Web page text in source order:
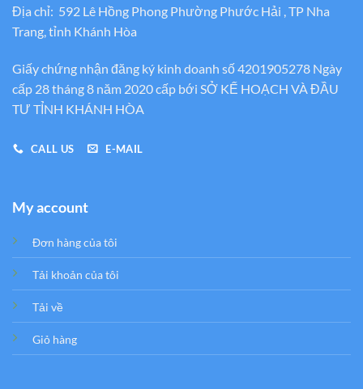
Địa chỉ: 592 Lê Hồng Phong Phường Phước Hải , TP Nha
Trang, tỉnh Khánh Hòa
Giấy chứng nhận đăng ký kinh doanh số 4201905278 Ngày
cấp 28 tháng 8 năm 2020 cấp bới SỞ KẾ HOẠCH VÀ ĐẦU
TƯ TỈNH KHÁNH HÒA
CALL US E-MAIL
My account
Đơn hàng của tôi
Tải khoản của tôi
Tải về
Giỏ hàng